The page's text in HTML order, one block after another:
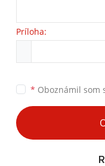
Príloha:
* Oboznámil som